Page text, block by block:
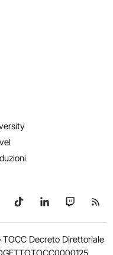
WhatsApp
su Telegram
Seguici su TikTok
Seguici su
Seguici
Decreto Direttoriale